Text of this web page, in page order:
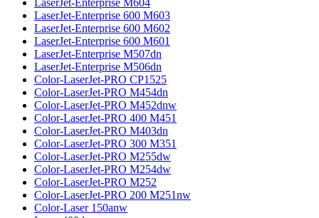
LaserJet-Enterprise 600 M603
LaserJet-Enterprise 600 M602
LaserJet-Enterprise 600 M601
LaserJet-Enterprise M507dn
LaserJet-Enterprise M506dn
Color-LaserJet-PRO CP1525
Color-LaserJet-PRO M454dn
Color-LaserJet-PRO M452dnw
Color-LaserJet-PRO 400 M451
Color-LaserJet-PRO M403dn
Color-LaserJet-PRO 300 M351
Color-LaserJet-PRO M255dw
Color-LaserJet-PRO M254dw
Color-LaserJet-PRO M252
Color-LaserJet-PRO 200 M251nw
Color-Laser 150anw